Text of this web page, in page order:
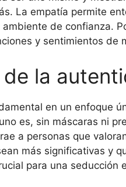
La empatía permite
de confianza.
y sentimientos de
la
en un enfoque
es, sin máscaras ni
a personas que
más significativas y
para una seducción